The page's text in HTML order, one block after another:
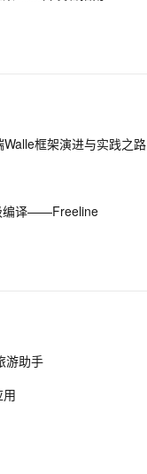
，开发者详解与使用指南
框架演进与实践之路
编译——Freeline
游助手